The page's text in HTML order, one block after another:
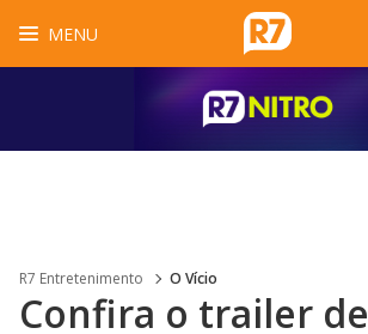
MENU
R7 Entretenimento O Vício
Confira o trailer de